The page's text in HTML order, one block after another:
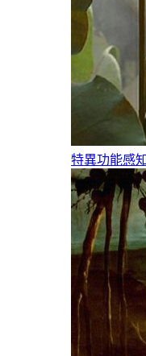
特異功能感